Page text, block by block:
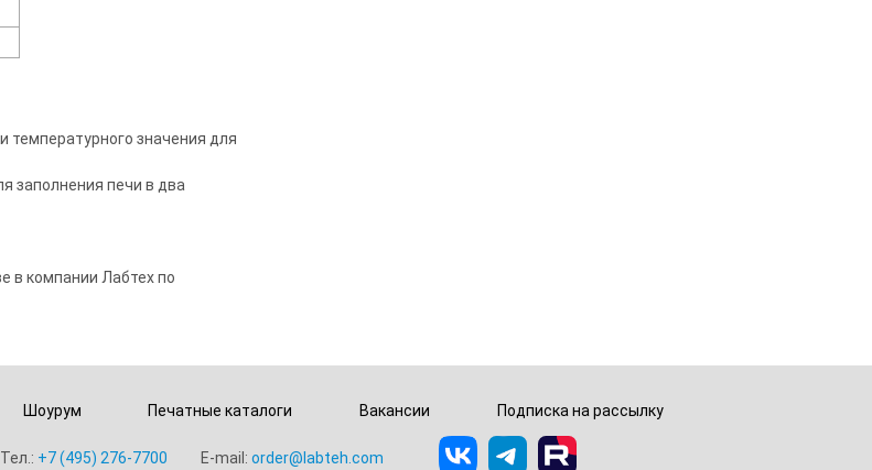
температурного значения для
заполнения печи в два
в компании Лабтех по
Шоурум Печатные каталоги Вакансии Подписка на рассылку
Тел.: +7 (495) 276-7700 E-mail: order@labteh.com